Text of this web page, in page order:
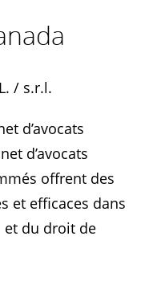
/ s.r.l.
d’avocats
d’avocats
offrent des
et efficaces dans
et du droit de